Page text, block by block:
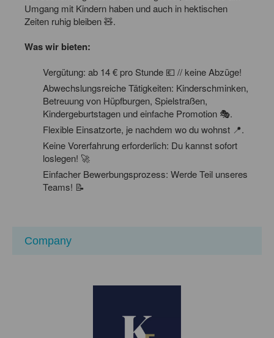
Umgang mit Kindern haben und auch in hektischen
Zeiten ruhig bleiben 🧸.
Was wir bieten:
Vergütung: ab 14 € pro Stunde 💶 // keine Abzüge!
Abwechslungsreiche Tätigkeiten: Kinderschminken,
Betreuung von Hüpfburgen, Spielstraßen,
Kindergeburtstagen und einfache Promotion 🎭.
Flexible Einsatzorte, je nachdem wo du wohnst 📍.
Keine Vorerfahrung erforderlich: Du kannst sofort
loslegen! 🚀
Einfacher Bewerbungsprozess: Werde Teil unseres
Teams! 📝
Company